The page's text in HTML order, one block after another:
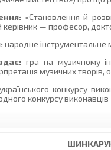
«Становлення й
керівник — професор,
народне інструментальне
гра на музичному
музичних творів,
конкурсу
конкурсу